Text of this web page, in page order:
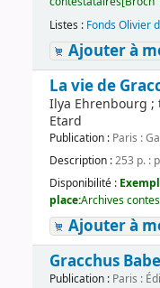
Listes : Fonds Olivier
Ajouter à
La vie de
Ilya Ehrenbourg
Etard
Publication : Paris :
Description :253 p. :
Disponibilité :
place:Archives
Ajouter à
Gracchus
Publication : Paris :